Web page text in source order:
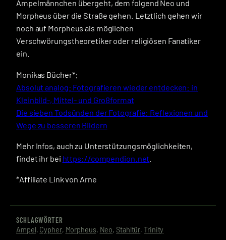
Ampelmännchen übergeht, dem folgend Neo und
Morpheus über die Straße gehen. Letztlich gehen wir
noch auf Morpheus als möglichen
Verschwörungstheoretiker oder religiösen Fanatiker
ein.
Monikas Bücher*:
Absolut analog: Fotografieren wieder entdecken: in
Kleinbild-, Mittel- und Großformat
Die sieben Todsünden der Fotografie: Reflexionen und
Wege zu besseren Bildern
Mehr Infos, auch zu Unterstützungsmöglichkeiten,
findet ihr bei https://compendion.net
*Affiliate Link von Arne
SCHLAGWÖRTER
Ampel, Cypher, Morpheus, Neo, Stahltür, Trinity